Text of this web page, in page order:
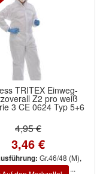
TRITEX Einweg-
Z2 pro weiß
3 CE 0624 Typ 5+6
4,95 €
3,46 €
Gr.46/48 (M),
(L), Gr.54/56 (XL), ...